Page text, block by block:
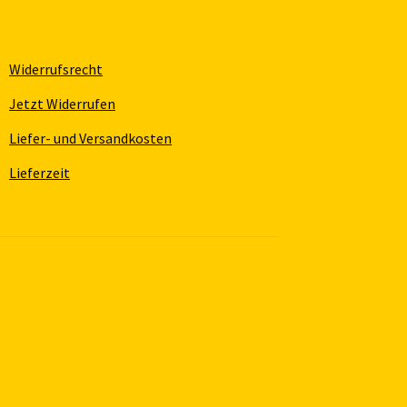
Widerrufsrecht
Jetzt Widerrufen
Liefer- und Versandkosten
Lieferzeit